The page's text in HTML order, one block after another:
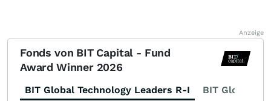
Anzeige
Fonds von BIT Capital - Fund
Award Winner 2026
BIT Global Technology Leaders R-I BIT Global